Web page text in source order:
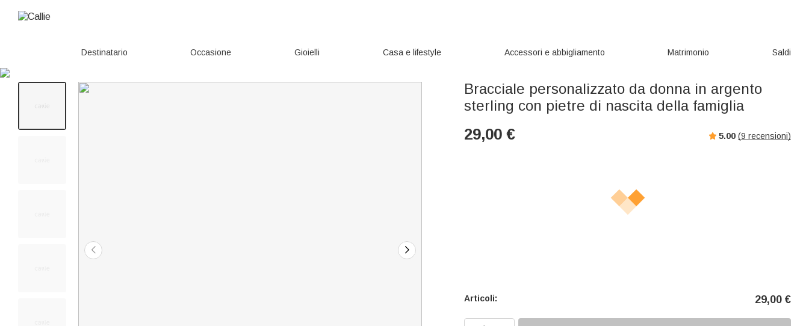
Destinatario Occasione Gioielli Casa e lifestyle Accessori e abbigliamento Matrimonio Saldi
Bracciale personalizzato da donna in argento
sterling con pietre di nascita della famiglia
29,00 € 5.00 (9 recensioni)
Articoli: 29,00 €